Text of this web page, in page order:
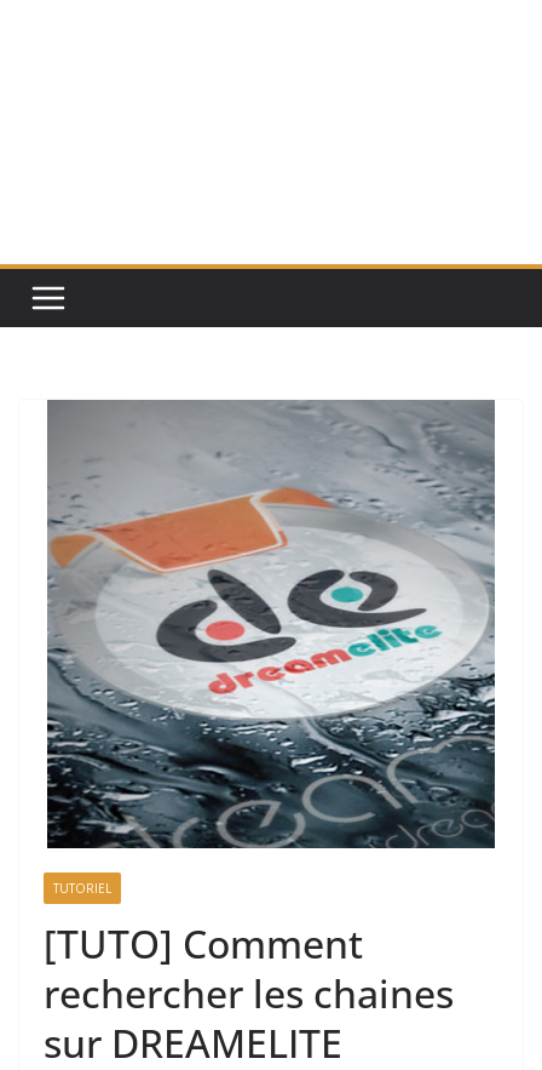
TUTORIEL
[TUTO] Comment
rechercher les chaines
sur DREAMELITE